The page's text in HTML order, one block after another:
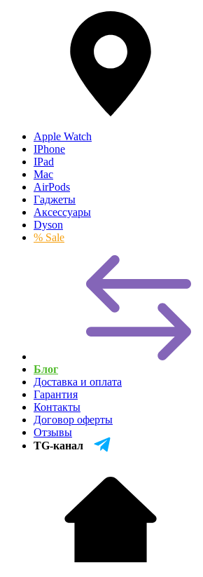
Apple Watch
IPhone
IPad
Mac
AirPods
Гаджеты
Аксессуары
Dyson
% Sale
Блог
Доставка и оплата
Гарантия
Контакты
Договор оферты
Отзывы
TG-канал